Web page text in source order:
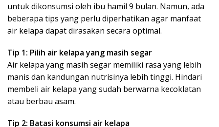
untuk dikonsumsi oleh ibu hamil 9 bulan. Namun, ada
beberapa tips yang perlu diperhatikan agar manfaat
air kelapa dapat dirasakan secara optimal.
Tip 1: Pilih air kelapa yang masih segar
Air kelapa yang masih segar memiliki rasa yang lebih
manis dan kandungan nutrisinya lebih tinggi. Hindari
membeli air kelapa yang sudah berwarna kecoklatan
atau berbau asam.
Tip 2: Batasi konsumsi air kelapa